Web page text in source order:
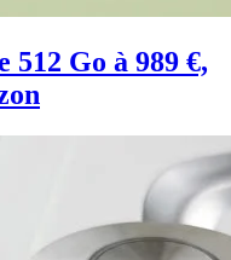
512 Go à 989 €,